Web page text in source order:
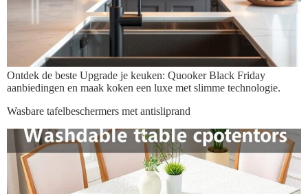
Ontdek de beste Upgrade je keuken: Quooker Black Friday
aanbiedingen en maak koken een luxe met slimme technologie.
Wasbare tafelbeschermers met antisliprand